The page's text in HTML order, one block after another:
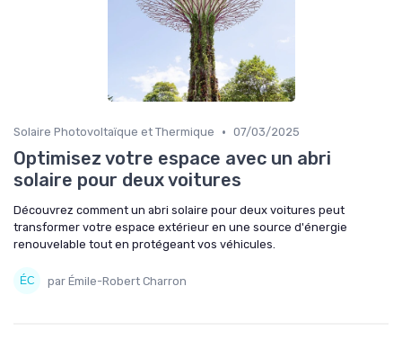
Solaire Photovoltaïque et Thermique • 07/03/2025
Optimisez votre espace avec un abri
solaire pour deux voitures
Découvrez comment un abri solaire pour deux voitures peut
transformer votre espace extérieur en une source d'énergie
renouvelable tout en protégeant vos véhicules.
par Émile-Robert Charron